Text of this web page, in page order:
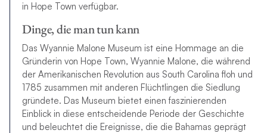
in Hope Town verfügbar.
Dinge, die man tun kann
Das Wyannie Malone Museum ist eine Hommage an die
Gründerin von Hope Town, Wyannie Malone, die während
der Amerikanischen Revolution aus South Carolina floh und
1785 zusammen mit anderen Flüchtlingen die Siedlung
gründete. Das Museum bietet einen faszinierenden
Einblick in diese entscheidende Periode der Geschichte
und beleuchtet die Ereignisse, die die Bahamas geprägt